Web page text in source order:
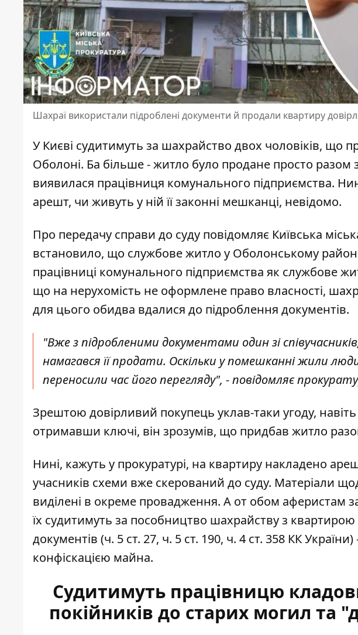
Шахраї використали підроблені документи й продали квартиру
У Києві судитимуть за шахрайство двох чоловіків, що
Оболоні. Ба більше -житло було продане просто
виявилася працівниця комунального підприємства.
арешт, чи живуть у ній її законні мешканці, невідомо.
Про передачу справи до суду повідомляє Київська
встановило, що службове житло у Оболонському
працівниці комунального підприємства як службове
що на нерухомість не оформлене право власності,
для цього обидва вдалися до підроблення документів.
"Вже з підробленими документами один зі
намагався її продати. Оскільки у помешканні жили
переносили час його перегляду", - повідомляє
Зрештою довірливий покупець уклав-таки угоду,
отримавши ключі, він зрозумів, що придбав житло
Нині, кажуть у прокуратурі, на квартиру накладено
учасників схеми вже скерований до суду. Матеріали
виділені в окреме провадження. А от обом аферистам
їх судитимуть за пособництво шахрайству з
документів (ч. 5 ст. 27, ч. 5 ст. 190, ч. 4 ст. 358 КК України)
конфіскацією майна.
Судитимуть працівницю
покійників до старих могил та